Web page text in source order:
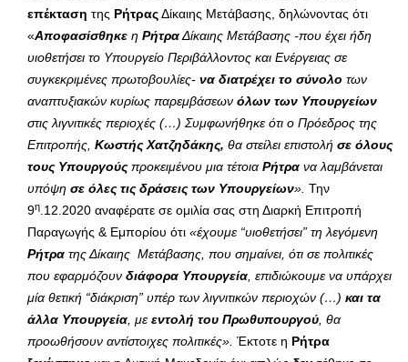
επέκταση της ΡήτραςΔίκαιης Μετάβασης, δηλώνοντας ότι
«Αποφασίσθηκε η ΡήτραΔίκαιης Μετάβασης -που έχει ήδη
υιοθετήσει το Υπουργείο Περιβάλλοντος και Ενέργειας σε
συγκεκριμένες πρωτοβουλίες- να διατρέχει το σύνολο των
αναπτυξιακών κυρίως παρεμβάσεων όλων των Υπουργείων
στις λιγνιτικές περιοχές (…) Συμφωνήθηκε ότι ο Πρόεδρος της
Επιτροπής, Κωστής Χατζηδάκης, θα στείλει επιστολή σε όλους
τους Υπουργούςπροκειμένου μια τέτοια Ρήτρα να λαμβάνεται
υπόψη σε όλες τις δράσεις των Υπουργείων». Την
9η .12.2020 αναφέρατε σε ομιλία σας στη Διαρκή Επιτροπή
Παραγωγής & Εμπορίου ότι «έχουμε “υιοθετήσει” τη λεγόμενη
Ρήτρα της Δίκαιης Μετάβασης, που σημαίνει, ότι σε πολιτικές
που εφαρμόζουν διάφορα Υπουργεία , επιδιώκουμε να υπάρχει
μία θετική “διάκριση” υπέρ των λιγνιτικών περιοχών (…) και τα
άλλα Υπουργεία , μεεντολή του Πρωθυπουργού , θα
προωθήσουν αντίστοιχες πολιτικές». Έκτοτε η Ρήτρα